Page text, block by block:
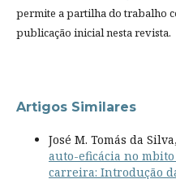
permite a partilha do trabalho
publicação inicial nesta revista.
Artigos Similares
José M. Tomás da Silva,
auto-eficácia no
carreira: Introdução